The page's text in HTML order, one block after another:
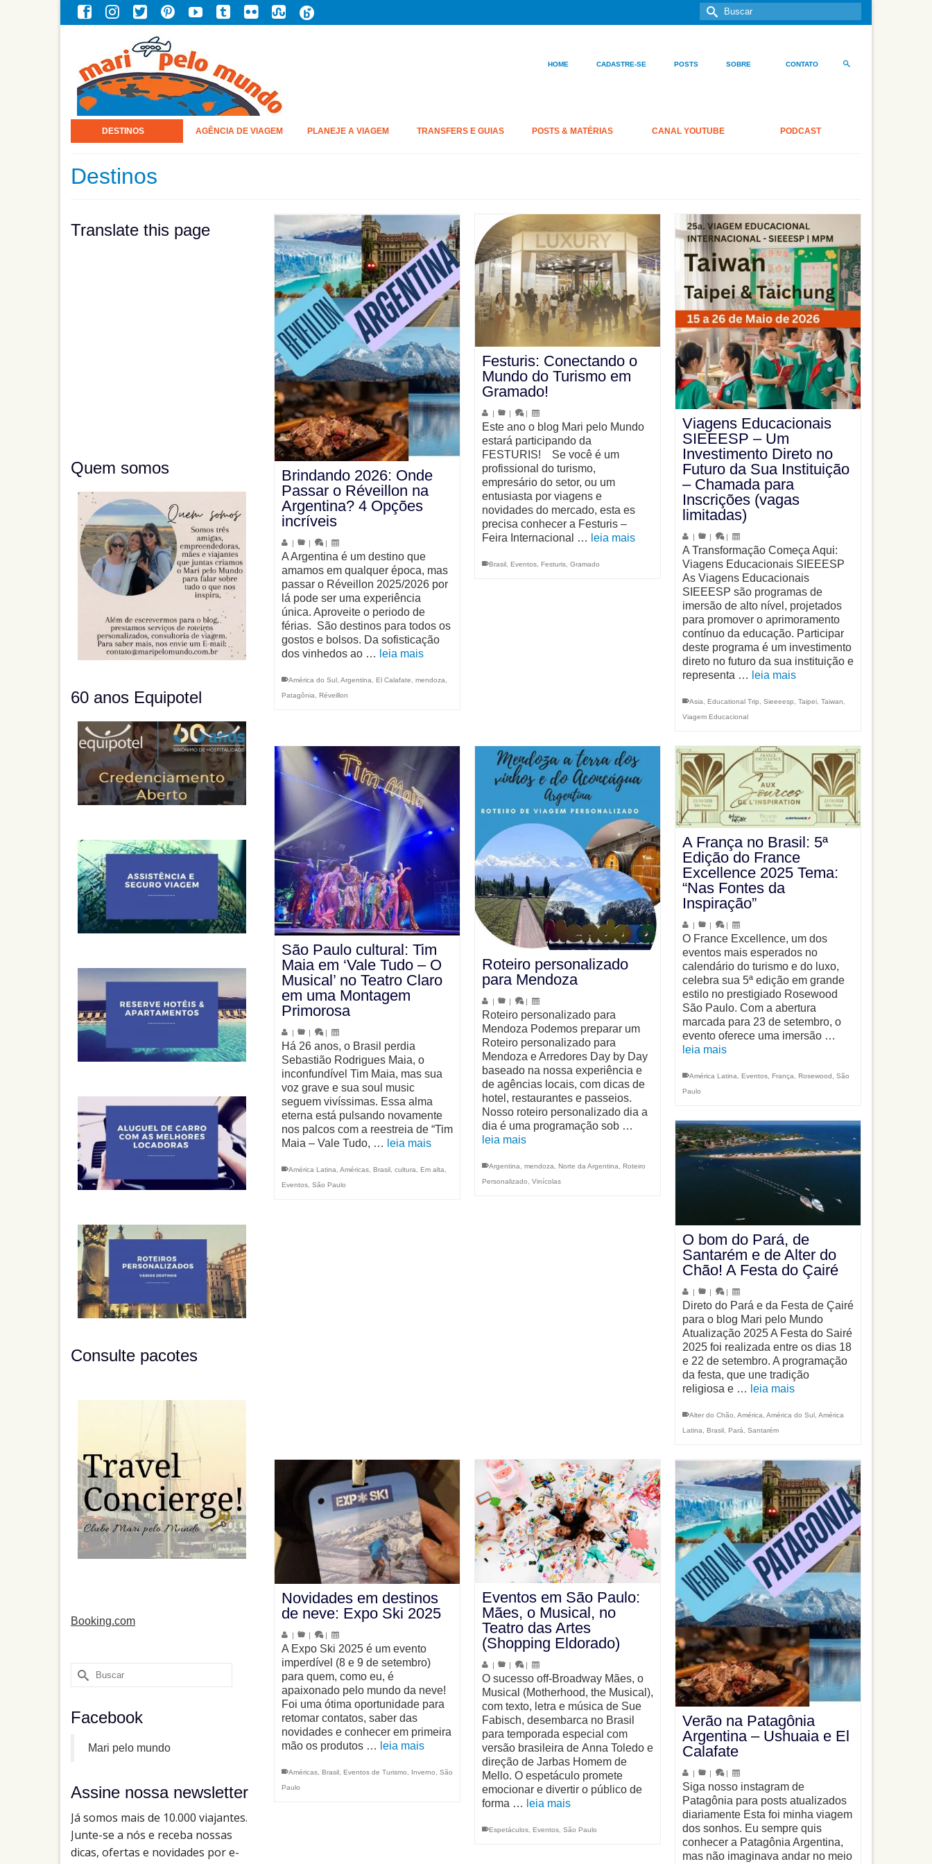
Buscar
por:
HOME CADASTRE-SE POSTS SOBRE CONTATO
DESTINOS AGÊNCIA DE VIAGEM PLANEJE A VIAGEM TRANSFERS E GUIAS POSTS & MATÉRIAS CANAL YOUTUBE PODCAST
Destinos
Brindando 2026: Onde
Passar o Réveillon na
Argentina? 4 Opções
incríveis
| | |
A Argentina é um destino que
amamos em qualquer época, mas
passar o Réveillon 2025/2026 por
lá pode ser uma experiência
única. Aproveite o periodo de
férias. São destinos para todos os
gostos e bolsos. Da sofisticação
dos vinhedos ao … leia mais
América do Sul, Argentina El Calafate mendoza
Patagônia
Réveillon
Festuris: Conectando o
Mundo do Turismo em
Gramado!
| | |
Este ano o blog Mari pelo Mundo
estará participando da
FESTURIS! Se você é um
profissional do turismo,
empresário do setor, ou um
entusiasta por viagens e
novidades do mercado, esta es
precisa conhecer a Festuris –
Feira Internacional … leia mais
Brasil, Eventos, Festuris, Gramado
Viagens Educacionais
SIEEESP – Um
Investimento Direto no
Futuro da Sua Instituição
– Chamada para
Inscrições (vagas
limitadas)
| | |
A Transformação Começa Aqui:
Viagens Educacionais SIEEESP
As Viagens Educacionais
SIEEESP são programas de
imersão de alto nível, projetados
para promover o aprimoramento
contínuo da educação. Participar
deste programa é um investimento
direto no futuro da sua instituição e
representa … leia mais
Asia Educational Trip Sieeeesp Taipei, Taiwan
Viagem Educacional
São Paulo cultural: Tim
Maia em ‘Vale Tudo – O
Musical’ no Teatro Claro
em uma Montagem
Primorosa
| | |
Há 26 anos, o Brasil perdia
Sebastião Rodrigues Maia, o
inconfundível Tim Maia, mas sua
voz grave e sua soul music
seguem vivíssimas. Essa alma
eterna está pulsando novamente
nos palcos com a reestreia de “Tim
Maia – Vale Tudo, … leia mais
América Latina Américas, Brasil, cultura Em alta
Eventos, São Paulo
Roteiro personalizado
para Mendoza
| | |
Roteiro personalizado para
Mendoza Podemos preparar um
Roteiro personalizado para
Mendoza e Arredores Day by Day
baseado na nossa experiência e
de agências locais, com dicas de
hotel, restaurantes e passeios.
Nosso roteiro personalizado dia a
dia é uma programação sob …
leia mais
Argentina mendoza Norte da Argentina
Roteiro
Personalizado
Vinícolas
A França no Brasil: 5ª
Edição do France
Excellence 2025 Tema:
“Nas Fontes da
Inspiração”
O France Excellence, um dos
eventos mais esperados no
calendário do turismo e do luxo,
celebra sua 5ª edição em grande
estilo no prestigiado Rosewood
São Paulo. Com a abertura
marcada para 23 de setembro, o
evento oferece uma imersão …
leia mais
América Latina, Eventos, França, Rosewood , São
Paulo
O bom do Pará, de
Santarém e de Alter do
Chão! A Festa do Çairé
| | |
Direto do Pará e da Festa de Çairé
para o blog Mari pelo Mundo
Atualização 2025 A Festa do Sairé
2025 foi realizada entre os dias 18
e 22 de setembro. A programação
da festa, que une tradição
religiosa e … leia mais
Alter do Chão América América do Sul, América
Latina
Brasil, Pará Santarém
Novidades em destinos
de neve: Expo Ski 2025
| | |
A Expo Ski 2025 é um evento
imperdível (8 e 9 de setembro)
para quem, como eu, é
apaixonado pelo mundo da neve!
Foi uma ótima oportunidade para
retomar contatos, saber das
novidades e conhecer em primeira
mão os produtos … leia mais
Américas, Brasil, Eventos de Turismo Inverno
São
Paulo
Eventos em São Paulo:
Mães, o Musical, no
Teatro das Artes
(Shopping Eldorado)
| | |
O sucesso off-Broadway Mães, o
Musical (Motherhood, the Musical),
com texto, letra e música de Sue
Fabisch, desembarca no Brasil
para temporada especial com
versão brasileira de Anna Toledo e
direção de Jarbas Homem de
Mello. O espetáculo promete
emocionar e divertir o público de
forma … leia mais
Espetáculos, Eventos, São Paulo
Verão na Patagônia
Argentina – Ushuaia e El
Calafate
| | |
Siga nosso instagram de
Patagônia para posts atualizados
diariamente Esta foi minha viagem
dos sonhos. Eu sempre quis
conhecer a Patagônia Argentina,
mas não imaginava andar no meio
Translate this page
Quem somos
60 anos Equipotel
Consulte pacotes
Booking.com
Buscar
por:
Facebook
Mari pelo mundo
Assine nossa newsletter